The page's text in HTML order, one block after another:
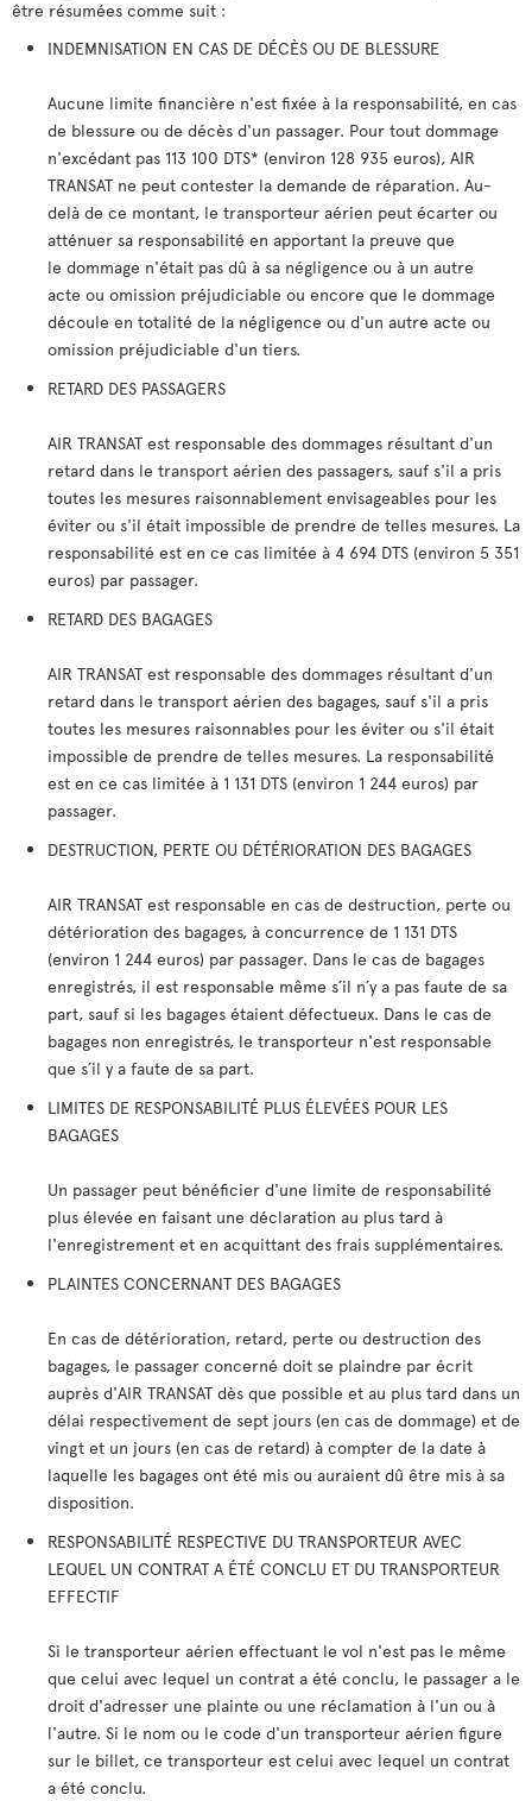
être résumées comme suit :
INDEMNISATION EN CAS DE DÉCÈS OU DE BLESSURE
Aucune limite financière n'est fixée à la responsabilité, en cas
de blessure ou de décès d'un passager. Pour tout dommage
n'excédant pas 113 100 DTS* (environ 128 935 euros), AIR
TRANSAT ne peut contester la demande de réparation. Au-
delà de ce montant, le transporteur aérien peut écarter ou
atténuer sa responsabilité en apportant la preuve que
le dommage n'était pas dû à sa négligence ou à un autre
acte ou omission préjudiciable ou encore que le dommage
découle en totalité de la négligence ou d'un autre acte ou
omission préjudiciable d'un tiers.
RETARD DES PASSAGERS
AIR TRANSAT est responsable des dommages résultant d'un
retard dans le transport aérien des passagers, sauf s'il a pris
toutes les mesures raisonnablement envisageables pour les
éviter ou s'il était impossible de prendre de telles mesures. La
responsabilité est en ce cas limitée à 4 694 DTS (environ 5 351
euros) par passager.
RETARD DES BAGAGES
AIR TRANSAT est responsable des dommages résultant d'un
retard dans le transport aérien des bagages, sauf s'il a pris
toutes les mesures raisonnables pour les éviter ou s'il était
impossible de prendre de telles mesures. La responsabilité
est en ce cas limitée à 1 131 DTS (environ 1 244 euros) par
passager.
DESTRUCTION, PERTE OU DÉTÉRIORATION DES BAGAGES
AIR TRANSAT est responsable en cas de destruction, perte ou
détérioration des bagages, à concurrence de 1 131 DTS
(environ 1 244 euros) par passager. Dans le cas de bagages
enregistrés, il est responsable même s´il n´y a pas faute de sa
part, sauf si les bagages étaient défectueux. Dans le cas de
bagages non enregistrés, le transporteur n'est responsable
que s´il y a faute de sa part.
LIMITES DE RESPONSABILITÉ PLUS ÉLEVÉES POUR LES
BAGAGES
Un passager peut bénéficier d'une limite de responsabilité
plus élevée en faisant une déclaration au plus tard à
l'enregistrement et en acquittant des frais supplémentaires.
PLAINTES CONCERNANT DES BAGAGES
En cas de détérioration, retard, perte ou destruction des
bagages, le passager concerné doit se plaindre par écrit
auprès d'AIR TRANSAT dès que possible et au plus tard dans un
délai respectivement de sept jours (en cas de dommage) et de
vingt et un jours (en cas de retard) à compter de la date à
laquelle les bagages ont été mis ou auraient dû être mis à sa
disposition.
RESPONSABILITÉ RESPECTIVE DU TRANSPORTEUR AVEC
LEQUEL UN CONTRAT A ÉTÉ CONCLU ET DU TRANSPORTEUR
EFFECTIF
Si le transporteur aérien effectuant le vol n'est pas le même
que celui avec lequel un contrat a été conclu, le passager a le
droit d'adresser une plainte ou une réclamation à l'un ou à
l'autre. Si le nom ou le code d'un transporteur aérien figure
sur le billet, ce transporteur est celui avec lequel un contrat
a été conclu.